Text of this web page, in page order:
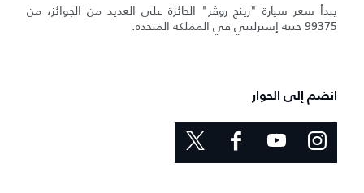
يبدأ سعر سيارة "رينج روڤر" الحائزة على العديد من الجوائز، من
99375 جنيه إسترليني في المملكة المتحدة.
انضم إلى الحوار